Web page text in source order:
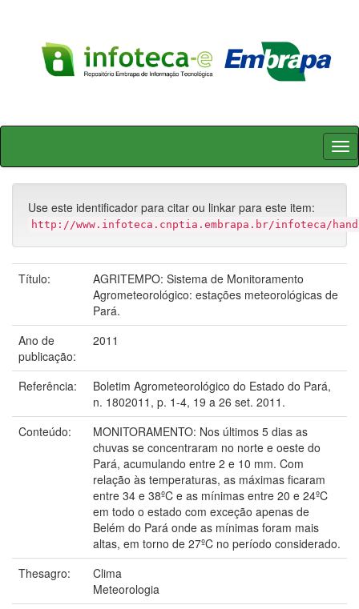
Skip
Use este identificador para citar ou linkar para este item:
http://www.infoteca.cnptia.embrapa.br/infoteca/
Título:
AGRITEMPO: Sistema de Monitoramento
Agrometeorológico: estações meteorológicas de
Pará.
Ano de
publicação:
2011
Referência:
Boletim Agrometeorológico do Estado do Pará,
n. 1802011, p. 1-4, 19 a 26 set. 2011.
Conteúdo:
MONITORAMENTO: Nos últimos 5 dias as
chuvas se concentraram no norte e oeste do
Pará, acumulando entre 2 e 10 mm. Com
relação às temperaturas, as máximas ficaram
entre 34 e 38ºC e as mínimas entre 20 e 24ºC
em todo o estado com exceção apenas de
Belém do Pará onde as mínimas foram mais
altas, em torno de 27ºC no período considerado.
Thesagro:
Clima
Meteorologia